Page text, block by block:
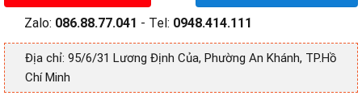
Zalo: 086.88.77.041 - Tel: 0948.414.111
Địa chỉ: 95/6/31 Lương Định Của, Phường An Khánh, TP.Hồ
Chí Minh